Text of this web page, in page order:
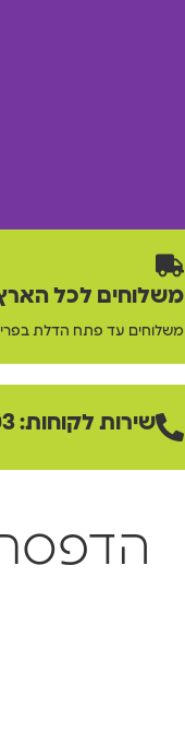
משלוחים לכל
משלוחים עד פתח הדלת
שירות לקוחות: 074-7679403